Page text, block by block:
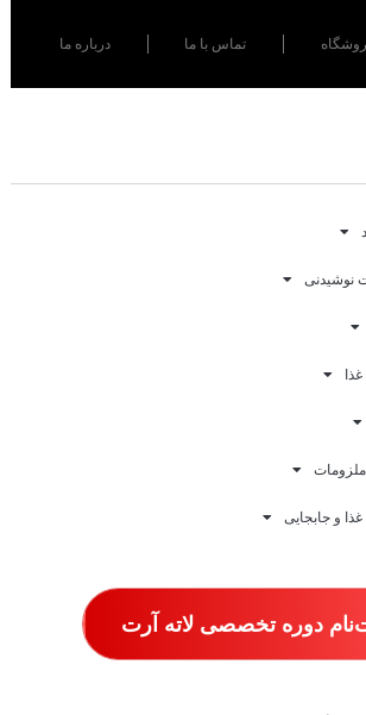
تماس با ما درباره ما
نوشیدنی
و جابجایی
دوره تخصصی لاته آرت